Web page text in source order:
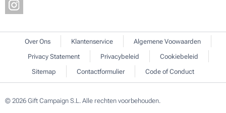
Over Ons Klantenservice
Algemene Voowaarden
Privacy Statement
Privacybeleid
Cookiebeleid
Sitemap
Contactformulier Code of Conduct
© 2026 Gift Campaign S.L. Alle rechten voorbehouden.